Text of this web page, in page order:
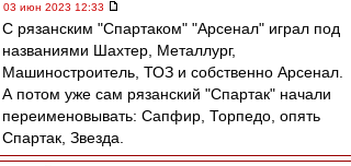
03 июн 2023 12:33
С рязанским "Спартаком" "Арсенал" играл под
названиями Шахтер, Металлург,
Машиностроитель, ТОЗ и собственно Арсенал.
А потом уже сам рязанский "Спартак" начали
переименовывать: Сапфир, Торпедо, опять
Спартак, Звезда.